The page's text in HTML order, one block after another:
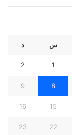
س د
1
2
8
9
15
16
22
23